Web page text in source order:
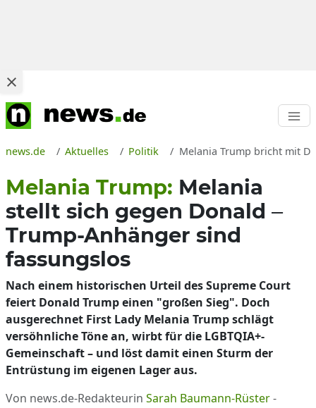
news.de Aktuelles Politik Melania Trump bricht mit
Melania Trump: Melania
stellt sich gegen Donald –
Trump-Anhänger sind
fassungslos
Nach einem historischen Urteil des Supreme Court
feiert Donald Trump einen "großen Sieg". Doch
ausgerechnet First Lady Melania Trump schlägt
versöhnliche Töne an, wirbt für die LGBTQIA+-
Gemeinschaft – und löst damit einen Sturm der
Entrüstung im eigenen Lager aus.
Von news.de-Redakteurin Sarah Baumann-Rüster-